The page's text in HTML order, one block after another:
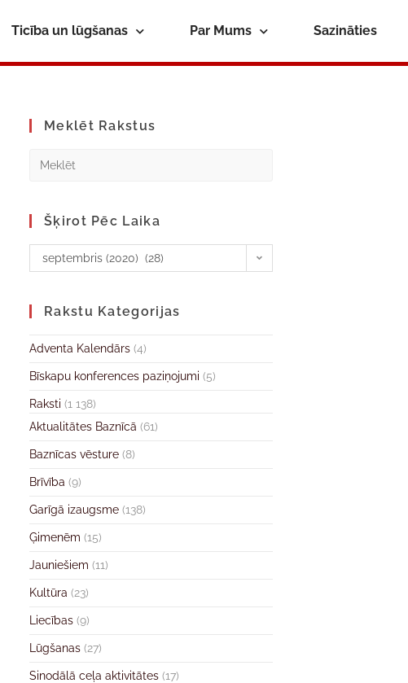
Ticība un lūgšanas Par Mums Sazināties
Meklēt Rakstus
Šķirot Pēc Laika
septembris (2020) (28)
Rakstu Kategorijas
Adventa Kalendārs (4)
Bīskapu konferences paziņojumi (5)
Raksti (1 138)
Aktualitātes Baznīcā (61)
Baznīcas vēsture (8)
Brīvība (9)
Garīgā izaugsme (138)
Ģimenēm (15)
Jauniešiem (11)
Kultūra (23)
Liecības (9)
Lūgšanas (27)
Sinodālā ceļa aktivitātes (17)